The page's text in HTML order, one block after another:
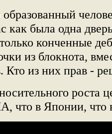
как была одна
конченные
из блокнота,
Кто из них прав -
роста
что в Японии, что